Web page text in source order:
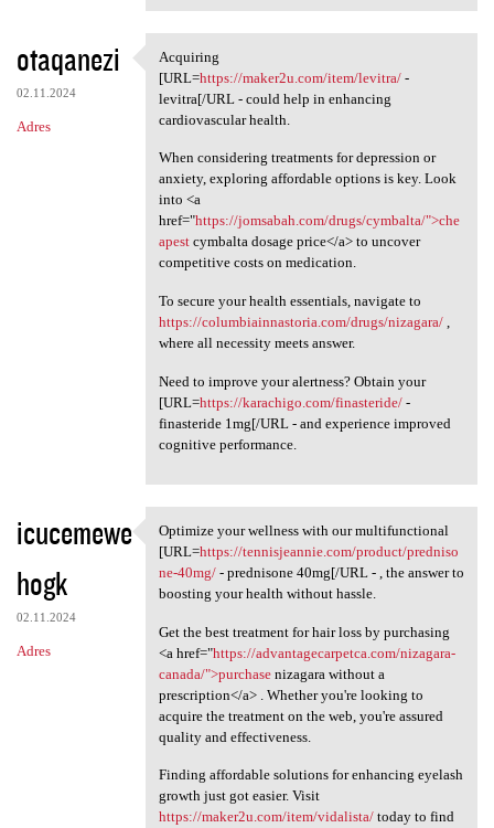
otaqanezi
02.11.2024
Adres
Acquiring [URL=https:/
Acquiring
[URL=https://maker2u.com/item/levitra/-
levitra[/URL - could help in enhancing
cardiovascular health.
When considering treatments for depression or
anxiety, exploring affordable options is key. Look
into <a
href="https://jomsabah.com/drugs/cymbalta/">che
apestcymbalta dosage price</a> to uncover
competitive costs on medication.
To secure your health essentials, navigate to
https://columbiainnastoria.com/drugs/nizagara/,
where all necessity meets answer.
Need to improve your alertness? Obtain your
[URL=https://karachigo.com/finasteride/-
finasteride 1mg[/URL - and experience improved
cognitive performance.
icucemewe
hogk
02.11.2024
Adres
Optimize your wellness with
Optimize your wellness with our multifunctional
[URL=https://tennisjeannie.com/product/predniso
ne-40mg/- prednisone 40mg[/URL - , the answer to
boosting your health without hassle.
Get the best treatment for hair loss by purchasing
<a href="https://advantagecarpetca.com/nizagara-
canada/">purchasenizagara without a
prescription</a> . Whether you're looking to
acquire the treatment on the web, you're assured
quality and effectiveness.
Finding affordable solutions for enhancing eyelash
growth just got easier. Visit
https://maker2u.com/item/vidalista/today to find